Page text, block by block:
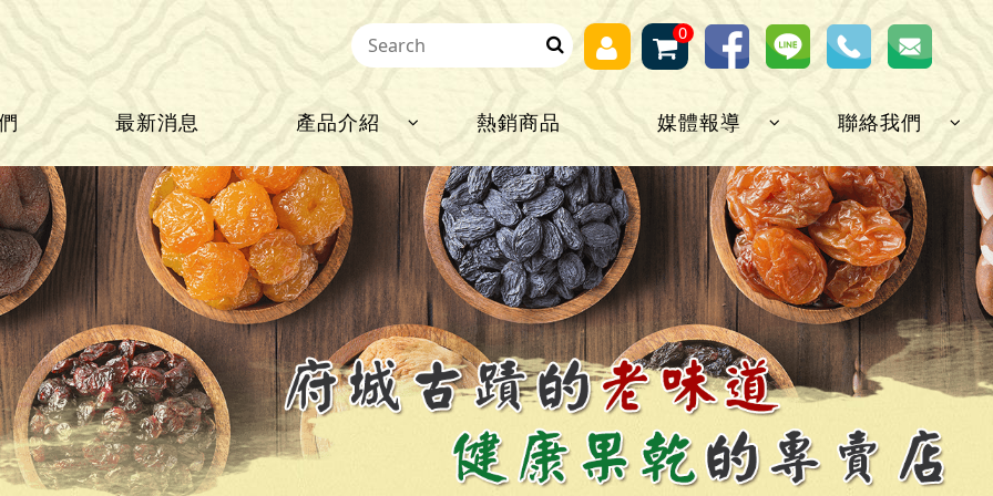
0
最新消息 產品介紹 熱銷商品 媒體報導 聯絡我們